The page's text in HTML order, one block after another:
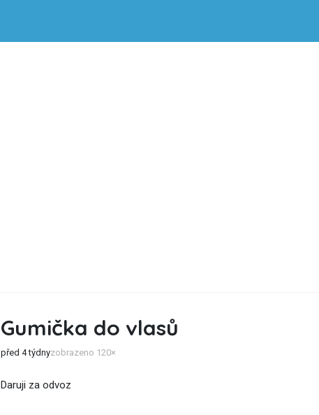
Gumička do vlasů
před 4 týdnyzobrazeno 120×
Daruji za odvoz